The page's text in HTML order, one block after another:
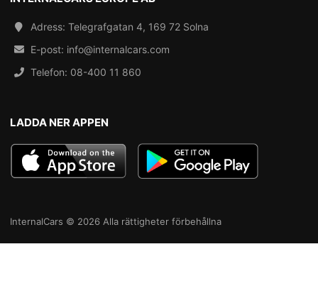
Adress: Telegrafgatan 4, 169 72 Solna
E-post: info@internalcars.com
Telefon: 08-400 11 860
LADDA NER APPEN
InternalCars © 2026 Alla rättigheter förbehållna